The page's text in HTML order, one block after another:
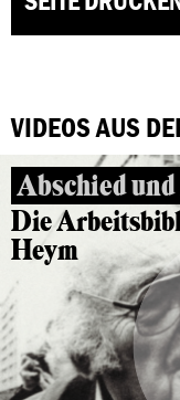
VIDEOS AUS
Abschied
Die
Heym